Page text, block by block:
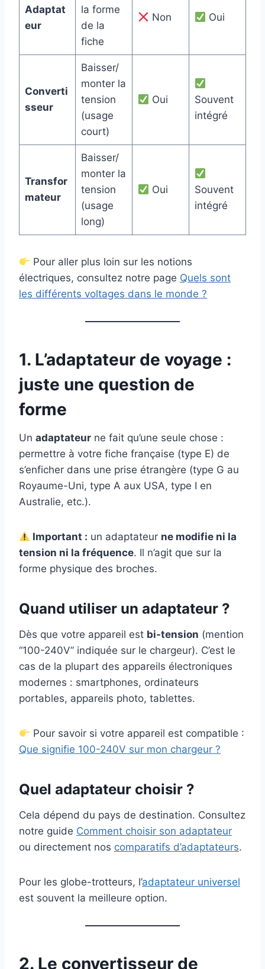
Adaptat
eur
la forme
de la
fiche
Non Oui
Converti
sseur
Baisser/
monter la
tension
(usage
court)
Oui
Souvent
intégré
Transfor
mateur
Baisser/
monter la
tension
(usage
long)
Oui
Souvent
intégré
Pour aller plus loin sur les notions
électriques, consultez notre page Quels sont
les différents voltages dans le monde ?
1. L’adaptateur de voyage :
juste une question de
forme
Un adaptateur ne fait qu’une seule chose :
permettre à votre fiche française (type E) de
s’enficher dans une prise étrangère (type G au
Royaume-Uni, type A aux USA, type I en
Australie, etc.).
Important : un adaptateur ne modifie ni la
tension ni la fréquence. Il n’agit que sur la
forme physique des broches.
Quand utiliser un adaptateur ?
Dès que votre appareil est bi-tension (mention
“100-240V” indiquée sur le chargeur). C’est le
cas de la plupart des appareils électroniques
modernes : smartphones, ordinateurs
portables, appareils photo, tablettes.
Pour savoir si votre appareil est compatible :
Que signifie 100-240V sur mon chargeur ?
Quel adaptateur choisir ?
Cela dépend du pays de destination. Consultez
notre guide Comment choisir son adaptateur
ou directement nos comparatifs d’adaptateurs.
Pour les globe-trotteurs, l’adaptateur universel
est souvent la meilleure option.
2. Le convertisseur de